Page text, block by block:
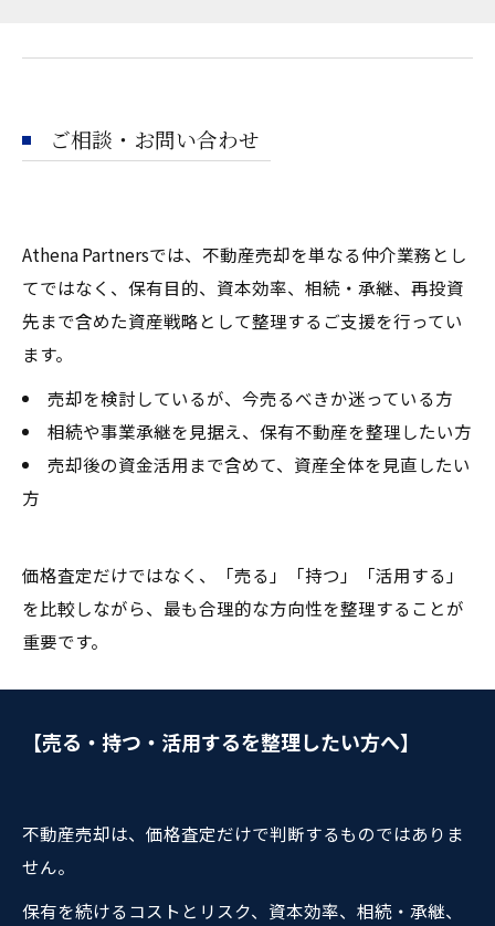
ご相談・お問い合わせ
Athena Partnersでは、不動産売却を単なる仲介業務とし
てではなく、保有目的、資本効率、相続・承継、再投資
先まで含めた資産戦略として整理するご支援を行ってい
ます。
売却を検討しているが、今売るべきか迷っている方
相続や事業承継を見据え、保有不動産を整理したい方
売却後の資金活用まで含めて、資産全体を見直したい
方
価格査定だけではなく、「売る」「持つ」「活用する」
を比較しながら、最も合理的な方向性を整理することが
重要です。
【売る・持つ・活用するを整理したい方へ】
不動産売却は、価格査定だけで判断するものではありま
せん。
保有を続けるコストとリスク、資本効率、相続・承継、